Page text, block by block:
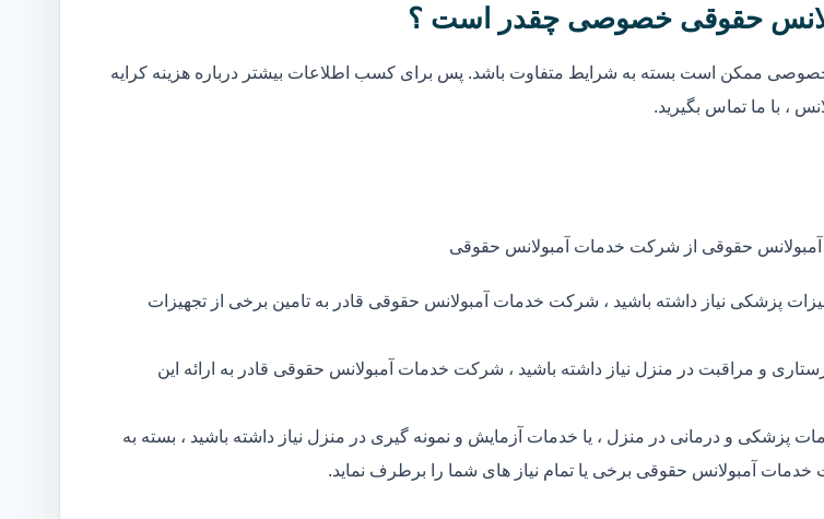
حقوقی خصوصی چقدر است ؟
خصوصی ممکن است بسته به شرایط متفاوت باشد. پس برای کسب اطلاعات بیشتر درباره هزینه کرایه
، با ما تماس بگیرید.
آمبولانس حقوقی از شرکت خدمات آمبولانس حقوقی
پزشکی نیاز داشته باشید ، شرکت خدمات آمبولانس حقوقی قادر به تامین برخی از تجهیزات
و مراقبت در منزل نیاز داشته باشید ، شرکت خدمات آمبولانس حقوقی قادر به ارائه این
پزشکی و درمانی در منزل ، یا خدمات آزمایش و نمونه گیری در منزل نیاز داشته باشید ، بسته به
آمبولانس حقوقی برخی یا تمام نیاز های شما را برطرف نماید.